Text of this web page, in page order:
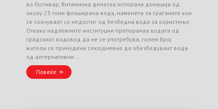
во Гостивар, Витаминка денеска испорача донација од
околу 23 тони флаширана вода, наменета за граѓаните кои
се соочуваат со недостиг од безбедна вода за користење.
Откако надлежните институции препорачаа водата од
градскиот водовод да не се употребува, голем број
жители се принудени секојдневно да обезбедуваат вода
од алтернативни …
Повеќе